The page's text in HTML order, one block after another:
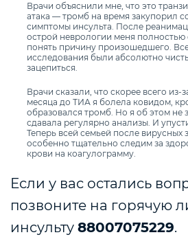
Врачи объяснили мне, что это
атака — тромб на время закупорил
симптомы инсульта. После
острой неврологии меня
понять причину произошедшего.
исследования были абсолютно
зацепиться.
Врачи сказали, что скорее всего из-
месяца до ТИА я болела ковидом,
образовался тромб. Но я об этом не
сдавала регулярно анализы. И
Теперь всей семьей после вирусных
особенно тщательно следим за
крови на коагулограмму.
Если у вас остались
позвоните на горячую
инсульту 88007075229.